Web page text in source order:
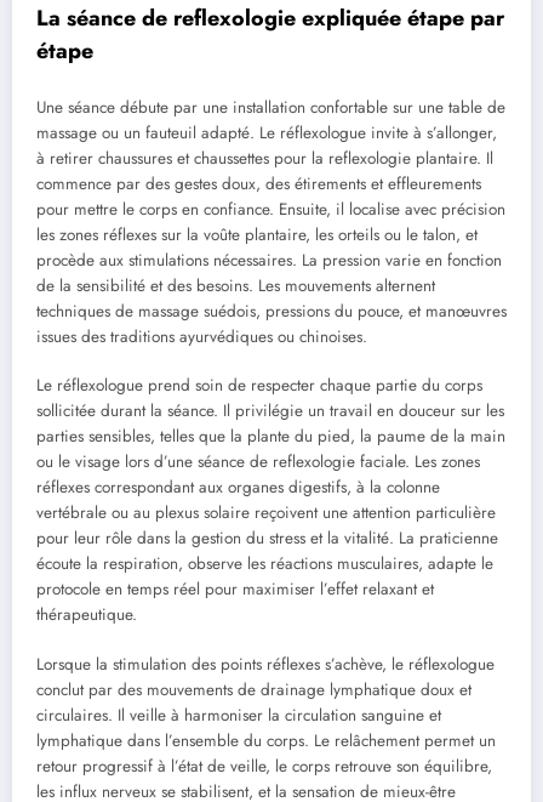
La séance de reflexologie expliquée étape par
étape
Une séance débute par une installation confortable sur une table de
massage ou un fauteuil adapté. Le réflexologue invite à s’allonger,
à retirer chaussures et chaussettes pour la reflexologie plantaire. Il
commence par des gestes doux, des étirements et effleurements
pour mettre le corps en confiance. Ensuite, il localise avec précision
les zones réflexes sur la voûte plantaire, les orteils ou le talon, et
procède aux stimulations nécessaires. La pression varie en fonction
de la sensibilité et des besoins. Les mouvements alternent
techniques de massage suédois, pressions du pouce, et manœuvres
issues des traditions ayurvédiques ou chinoises.
Le réflexologue prend soin de respecter chaque partie du corps
sollicitée durant la séance. Il privilégie un travail en douceur sur les
parties sensibles, telles que la plante du pied, la paume de la main
ou le visage lors d’une séance de reflexologie faciale. Les zones
réflexes correspondant aux organes digestifs, à la colonne
vertébrale ou au plexus solaire reçoivent une attention particulière
pour leur rôle dans la gestion du stress et la vitalité. La praticienne
écoute la respiration, observe les réactions musculaires, adapte le
protocole en temps réel pour maximiser l’effet relaxant et
thérapeutique.
Lorsque la stimulation des points réflexes s’achève, le réflexologue
conclut par des mouvements de drainage lymphatique doux et
circulaires. Il veille à harmoniser la circulation sanguine et
lymphatique dans l’ensemble du corps. Le relâchement permet un
retour progressif à l’état de veille, le corps retrouve son équilibre,
les influx nerveux se stabilisent, et la sensation de mieux-être